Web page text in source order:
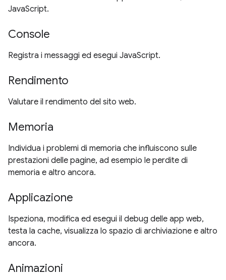
JavaScript.
Console
Registra i messaggi ed esegui JavaScript.
Rendimento
Valutare il rendimento del sito web.
Memoria
Individua i problemi di memoria che influiscono sulle
prestazioni delle pagine, ad esempio le perdite di
memoria e altro ancora.
Applicazione
Ispeziona, modifica ed esegui il debug delle app web,
testa la cache, visualizza lo spazio di archiviazione e altro
ancora.
Animazioni